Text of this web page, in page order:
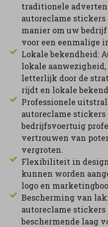
traditionele
autoreclame
manier om uw
voor een eenmalige
Lokale bekendheid:
lokale
letterlijk door de
rijdt en lokale
Professionele
autoreclame
bedrijfsvoertuig
vertrouwen van
vergroten.
Flexibiliteit in
kunnen worden
logo en
Bescherming van
autoreclame
beschermende laag